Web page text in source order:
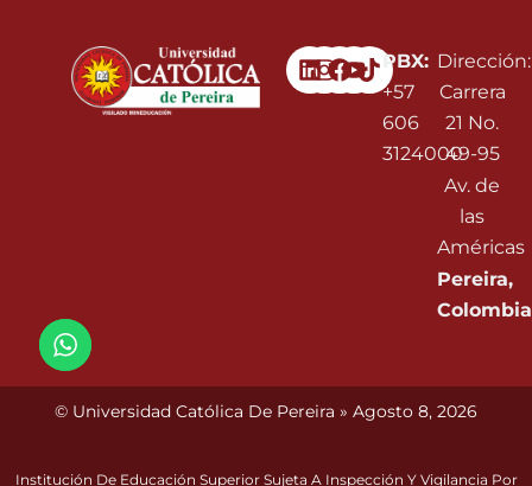
Linkedin
Instagram
Facebook
Youtube
PBX:
+57
606
3124000
Dirección:
Carrera
21 No.
49-95
Av. de
las
Américas
Pereira,
Colombia
© Universidad Católica De Pereira » Agosto 8, 2026
Institución De Educación Superior Sujeta A Inspección Y Vigilancia Por